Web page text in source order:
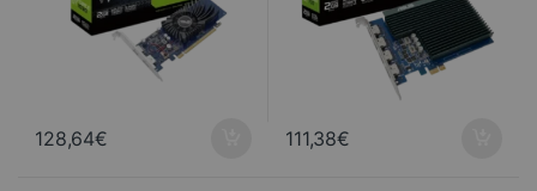
128,64€ 111,38€